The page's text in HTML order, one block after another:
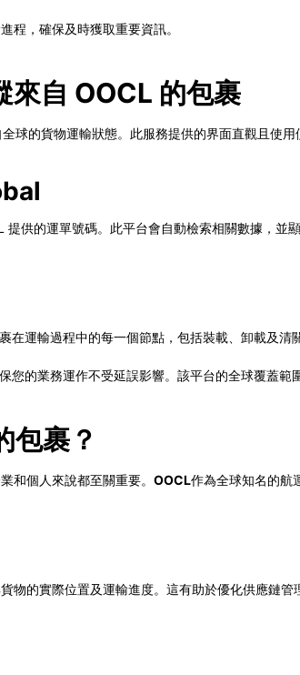
程，確保及時獲取重要資訊。
自 OOCL 的包裹
的貨物運輸狀態。此服務提供的界面直觀且使用
供的運單號碼。此平台會自動檢索相關數據，並
運輸過程中的每一個節點，包括裝載、卸載及
的業務運作不受延誤影響。該平台的全球覆蓋範
包裹？
和個人來說都至關重要。 OOCL作為全球知名的航
物的實際位置及運輸進度。這有助於優化供應鏈管